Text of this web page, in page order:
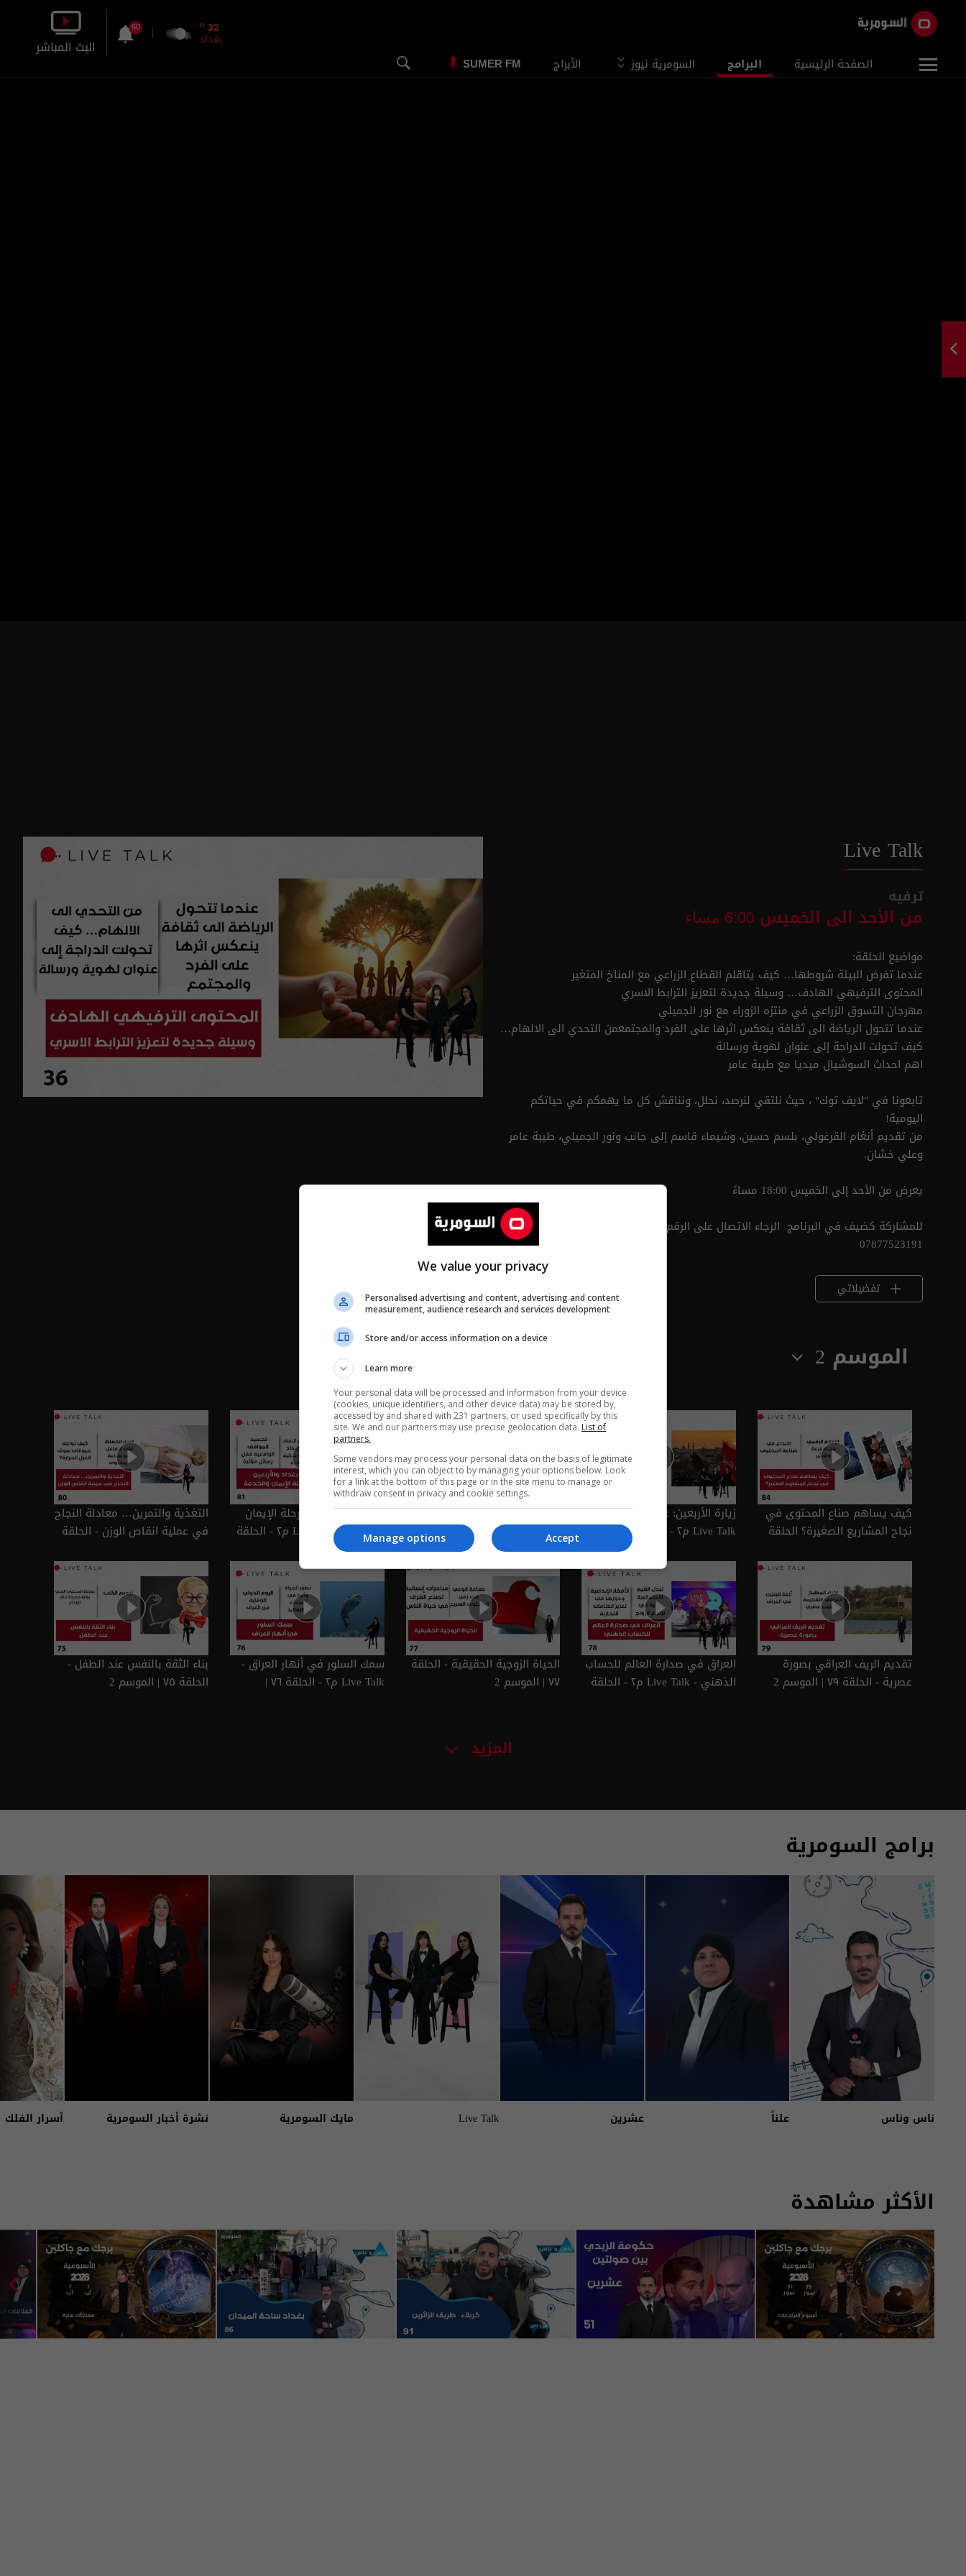
الصفحة الرئيسية البرامج السومرية نيوز الأبراج SUMER FM
32
o
بغداد
60
البث المباشر
Live Talk
ترفيه
من الأحد الى الخميس 6:00 مساء
مواضيع الحلقة:
عندما تفرض البيئة شروطها… كيف يتاقلم القطاع الزراعي مع المناخ المتغير
المحتوى الترفيهي الهادف… وسيلة جديدة لتعزيز الترابط الاسري
مهرجان التسوق الزراعي في منتزه الزوراء مع نور الجميلي
عندما تتحول الرياضة الى ثقافة ينعكس اثرها على الفرد والمجتمعمن التحدي الى الالهام…
كيف تحولت الدراجة إلى عنوان لهوية ورسالة
اهم احداث السوشيال ميديا مع طيبة عامر
تابعونا في "لايف توك" ، حيث نلتقي لنرصد، نحلل، ونناقش كل ما يهمكم في حياتكم
اليومية!
من تقديم أنغام القرغولي، بلسم حسين، وشيماء قاسم إلى جانب ونور الجميلي، طيبة عامر
وعلي خشان.
يعرض من الأحد إلى الخميس 18:00 مساءً
للمشاركة كضيف في البرنامج الرجاء الاتصال على الرقم التالي:
07877523191
تفضيلاتي
الموسم 2
كيف يساهم صناع المحتوى في
نجاح المشاريع الصغيرة؟ الحلقة
زيارة الأربعين: عبادة وإنسانية -
Live Talk م٢ - الحلقة ٨٣ |
حقوق الحيوان… ثقافة إنسانية -
Live Talk م٢ - الحلقة ٨٢ |
الموسم 2
بغداد والأربعين… رحلة الإيمان
والخدمة - Live Talk م٢ - الحلقة
٨١ | الموسم 2
التغذية والتمرين… معادلة النجاح
في عملية انقاص الوزن - الحلقة
تقديم الريف العراقي بصورة
عصرية - الحلقة ٧٩ | الموسم 2
العراق في صدارة العالم للحساب
الذهني - Live Talk م٢ - الحلقة
الحياة الزوجية الحقيقية - الحلقة
٧٧ | الموسم 2
سمك السلور في أنهار العراق -
Live Talk م٢ - الحلقة ٧٦ |
بناء الثقة بالنفس عند الطفل -
الحلقة ٧٥ | الموسم 2
المزيد
برامج السومرية
ناس وناس علناً عشرين Live Talk مايك السومرية نشرة أخبار السومرية أسرار الفلك
الأكثر مشاهدة
We value your privacy
Personalised advertising and content, advertising and content
measurement, audience research and services development
Store and/or access information on a device
Learn more
Your personal data will be processed and information from your device
(cookies, unique identifiers, and other device data) may be stored by,
accessed by and shared with 231 partners, or used specifically by this
site. We and our partners may use precise geolocation data. List of
partners.
Some vendors may process your personal data on the basis of legitimate
interest, which you can object to by managing your options below. Look
for a link at the bottom of this page or in the site menu to manage or
withdraw consent in privacy and cookie settings.
Accept
Manage options